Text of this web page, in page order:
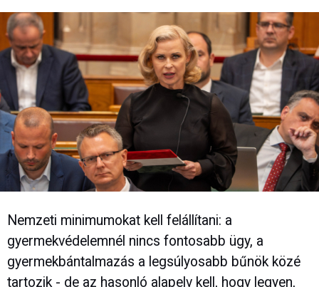
Nemzeti minimumokat kell felállítani: a
gyermekvédelemnél nincs fontosabb ügy, a
gyermekbántalmazás a legsúlyosabb bűnök közé
tartozik - de az hasonló alapelv kell, hogy legyen,